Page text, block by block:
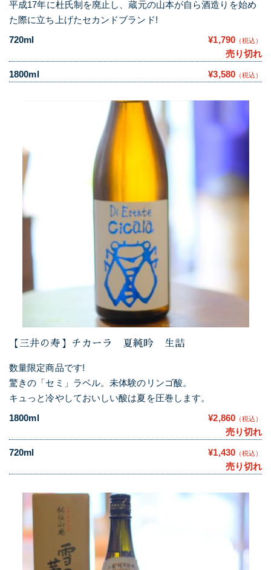
平成17年に杜氏制を廃止し、蔵元の山本が自ら酒造りを始め
た際に立ち上げたセカンドブランド!
720ml
¥1,790 （税込）
売り切れ
1800ml
¥3,580 （税込）
【三井の寿】チカーラ 夏純吟 生詰
数量限定商品です!
驚きの「セミ」ラベル。未体験のリンゴ酸。
キュっと冷やしておいしい酸は夏を圧巻します。
1800ml
¥2,860 （税込）
売り切れ
720ml
¥1,430 （税込）
売り切れ